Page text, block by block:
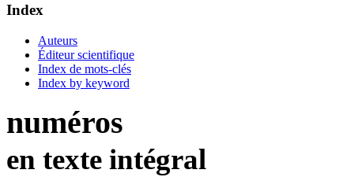
Index
Auteurs
Éditeur scientifique
Index de mots-clés
Index by keyword
numéros
en texte intégral